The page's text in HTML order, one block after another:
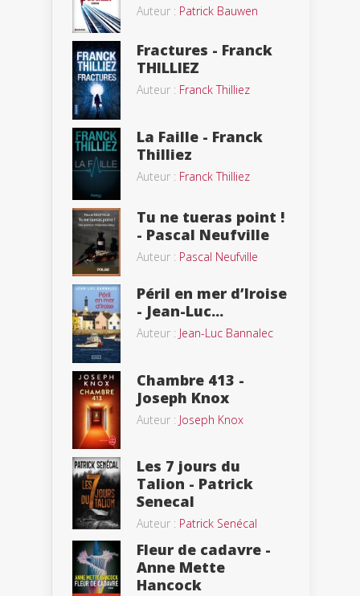
Auteur : Patrick Bauwen
Fractures - Franck
THILLIEZ
Auteur : Franck Thilliez
La Faille - Franck
Thilliez
Auteur : Franck Thilliez
Tu ne tueras point !
- Pascal Neufville
Auteur : Pascal Neufville
Péril en mer d’Iroise
- Jean-Luc...
Auteur : Jean-Luc Bannalec
Chambre 413 -
Joseph Knox
Auteur : Joseph Knox
Les 7 jours du
Talion - Patrick
Senecal
Auteur : Patrick Senécal
Fleur de cadavre -
Anne Mette
Hancock